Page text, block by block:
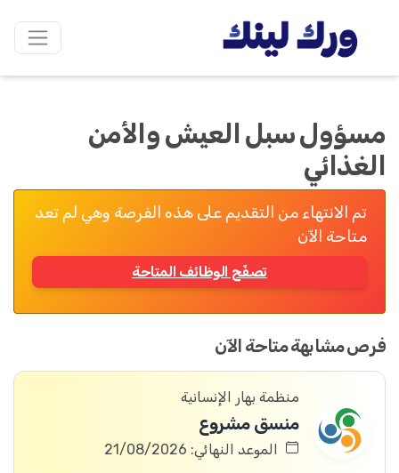
مسؤول سبل العيش والأمن
الغذائي
تم الانتهاء من التقديم على هذه الفرصة وهي لم تعد
متاحة الآن
تصفّح الوظائف المتاحة
فرص مشابهة متاحة الآن
منظمة بهار الإنسانية
منسق مشروع
الموعد النهائي: 21/08/2026